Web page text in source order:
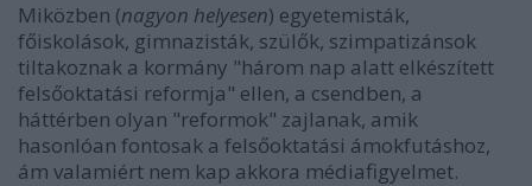
Miközben (nagyon helyesen) egyetemisták,
főiskolások, gimnazisták, szülők, szimpatizánsok
tiltakoznak a kormány "három nap alatt elkészített
felsőoktatási reformja" ellen, a csendben, a
háttérben olyan "reformok" zajlanak, amik
hasonlóan fontosak a felsőoktatási ámokfutáshoz,
ám valamiért nem kap akkora médiafigyelmet.